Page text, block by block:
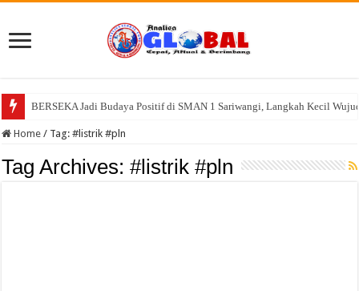
BERSEKA Jadi Budaya Positif di SMAN 1 Sariwangi, Langkah Kecil
Home / Tag:#listrik #pln
Tag Archives:#listrik #pln